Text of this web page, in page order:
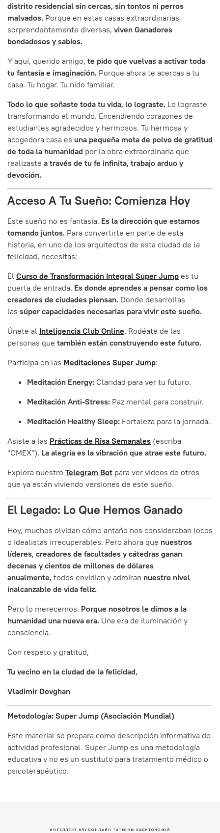
distrito residencial sin cercas, sin tontos ni perros
malvados. Porque en estas casas extraordinarias,
sorprendentemente diversas, viven Ganadores
bondadosos y sabios.
Y aquí, querido amigo, te pido que vuelvas a activar toda
tu fantasía e imaginación. Porque ahora te acercas a tu
casa. Tu hogar. Tu nido familiar.
Todo lo que soñaste toda tu vida, lo lograste. Lo lograste
transformando el mundo. Encendiendo corazones de
estudiantes agradecidos y hermosos. Tu hermosa y
acogedora casa es una pequeña mota de polvo de gratitud
de toda la humanidad por la obra extraordinaria que
realizaste a través de tu fe infinita, trabajo arduo y
devoción.
Acceso A Tu Sueño: Comienza Hoy
Este sueño no es fantasía. Es la dirección que estamos
tomando juntos. Para convertirte en parte de esta
historia, en uno de los arquitectos de esta ciudad de la
felicidad, necesitas:
El Curso de Transformación Integral Super Jump es tu
puerta de entrada. Es donde aprendes a pensar como los
creadores de ciudades piensan. Donde desarrollas
las súper capacidades necesarias para vivir este sueño.
Únete al Inteligencia Club Online. Rodéate de las
personas que también están construyendo este futuro.
Participa en las Meditaciones Super Jump:
Meditación Energy: Claridad para ver tu futuro.
Meditación Anti-Stress: Paz mental para construir.
Meditación Healthy Sleep: Fortaleza para la jornada.
Asiste a las Prácticas de Risa Semanales (escriba
"СМЕХ"). La alegría es la vibración que atrae este futuro.
Explora nuestro Telegram Bot para ver videos de otros
que ya están viviendo versiones de este sueño.
El Legado: Lo Que Hemos Ganado
Hoy, muchos olvidan cómo antaño nos consideraban locos
o idealistas irrecuperables. Pero ahora que nuestros
líderes, creadores de facultades y cátedras ganan
decenas y cientos de millones de dólares
anualmente, todos envidian y admiran nuestro nivel
inalcanzable de vida feliz.
Pero lo merecemos. Porque nosotros le dimos a la
humanidad una nueva era. Una era de iluminación y
consciencia.
Con respeto y gratitud,
Tu vecino en la ciudad de la felicidad,
Vladimir Dovghan
Metodología: Super Jump (Asociación Mundial)
Este material se prepara como descripción informativa de
actividad profesional. Super Jump es una metodología
educativa y no es un sustituto para tratamiento médico o
psicoterapéutico.
ИНТЕЛЛЕКТ КЛУБ ОНЛАЙН ТАТЬЯНЫ ХАРИТОНОВОЙ